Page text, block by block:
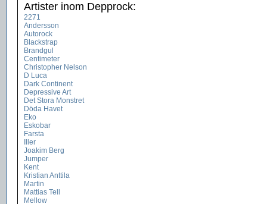
Artister inom Depprock:
2271
Andersson
Autorock
Blackstrap
Brandgul
Centimeter
Christopher Nelson
D Luca
Dark Continent
Depressive Art
Det Stora Monstret
Döda Havet
Eko
Eskobar
Farsta
Iller
Joakim Berg
Jumper
Kent
Kristian Anttila
Martin
Mattias Tell
Mellow